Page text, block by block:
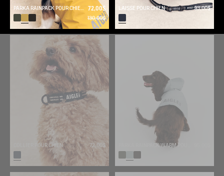
PARKA RAINPACK POUR CHIEN - PLIABLE ET IMPERMÉABLE 72,00$
130,00$
LAISSE POUR CHIEN 93,00$
COLLIER POUR CHIEN 72,00$